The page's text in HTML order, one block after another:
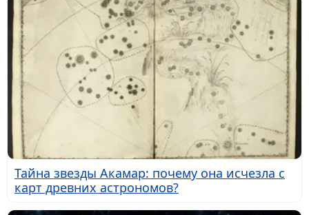
Тайна звезды Акамар: почему она исчезла с
карт древних астрономов?